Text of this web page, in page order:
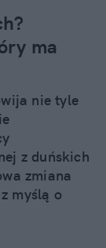
ma
nie tyle
z duńskich
zmiana
myślą o